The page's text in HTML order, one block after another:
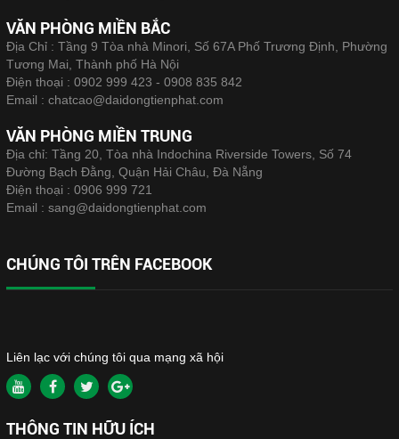
VĂN PHÒNG MIỀN BẮC
Địa Chỉ : Tầng 9 Tòa nhà Minori, Số 67A Phố Trương Định, Phường
Tương Mai, Thành phố Hà Nội
Điện thoại : 0902 999 423 - 0908 835 842
Email : chatcao@daidongtienphat.com
VĂN PHÒNG MIỀN TRUNG
Địa chỉ: Tầng 20, Tòa nhà Indochina Riverside Towers, Số 74
Đường Bạch Đằng, Quận Hải Châu, Đà Nẵng
Điện thoại : 0906 999 721
Email : sang@daidongtienphat.com
CHÚNG TÔI TRÊN FACEBOOK
Liên lạc với chúng tôi qua mạng xã hội
THÔNG TIN HỮU ÍCH